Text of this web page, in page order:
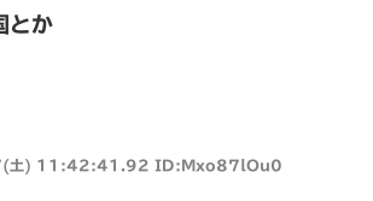
とか
) 11:42:41.92 ID:Mxo87lOu0